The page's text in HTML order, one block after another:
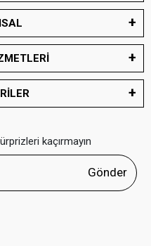
kaçırmayın
Gönder